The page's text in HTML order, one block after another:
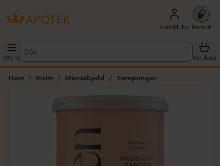
Kundklubb Recept
Meny
Sök
Varukorg
Hem Intim Mensskydd Tamponger